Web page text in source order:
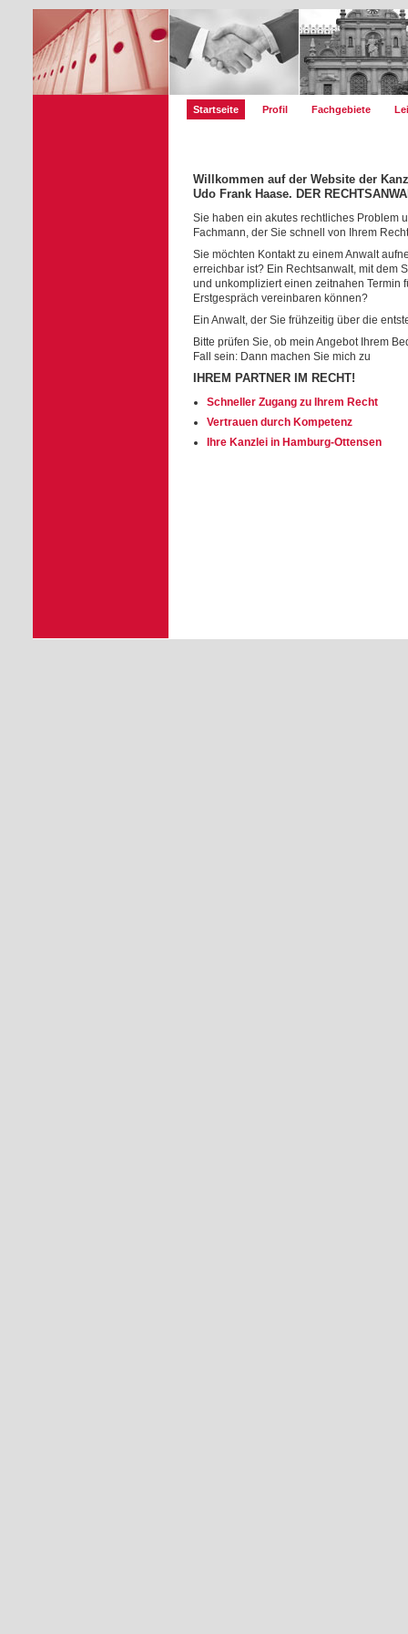
Startseite Profil Fachgebiete
Willkommen auf der Website der
Udo Frank Haase. DER
Sie haben ein akutes rechtliches Problem
Fachmann, der Sie schnell von Ihrem
Sie möchten Kontakt zu einem Anwalt
erreichbar ist? Ein Rechtsanwalt, mit dem
und unkompliziert einen zeitnahen Termin
Erstgespräch vereinbaren können?
Ein Anwalt, der Sie frühzeitig über die
Bitte prüfen Sie, ob mein Angebot Ihrem
Fall sein: Dann machen Sie mich zu
IHREM PARTNER IM RECHT!
Schneller Zugang zu Ihrem Recht
Vertrauen durch Kompetenz
Ihre Kanzlei in Hamburg-Ottensen